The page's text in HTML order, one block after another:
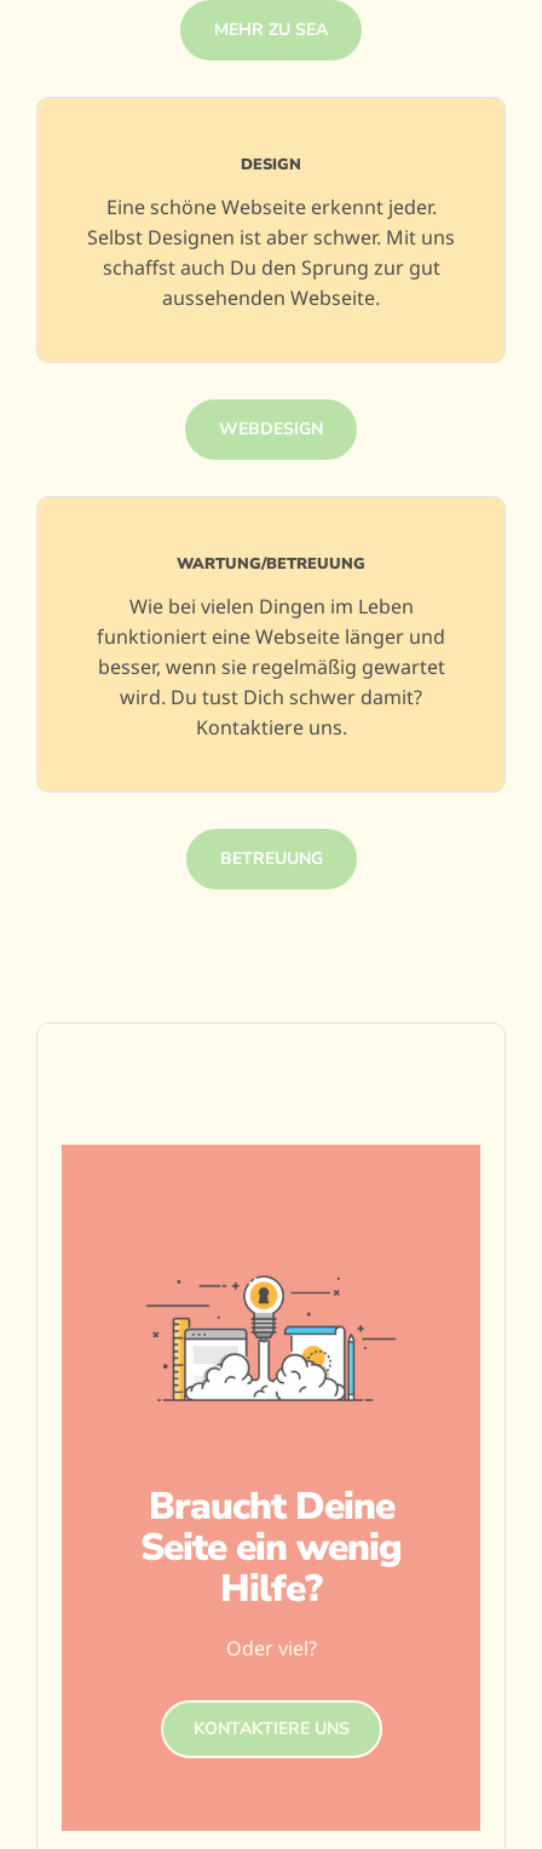
Braucht Deine
Seite ein wenig
Hilfe?
Oder viel?
KONTAKTIERE UNS
MEHR ZU SEA
DESIGN
Eine schöne Webseite erkennt jeder.
Selbst Designen ist aber schwer. Mit uns
schaffst auch Du den Sprung zur gut
aussehenden Webseite.
WEBDESIGN
WARTUNG/BETREUUNG
Wie bei vielen Dingen im Leben
funktioniert eine Webseite länger und
besser, wenn sie regelmäßig gewartet
wird. Du tust Dich schwer damit?
Kontaktiere uns.
BETREUUNG